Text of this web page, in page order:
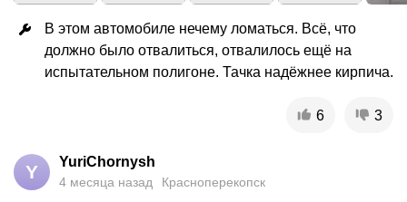
В этом автомобиле нечему ломаться. Всё, что
должно было отвалиться, отвалилось ещё на
испытательном полигоне. Тачка надёжнее кирпича.
6 3
Y YuriChornysh
4 месяца назад
Красноперекопск